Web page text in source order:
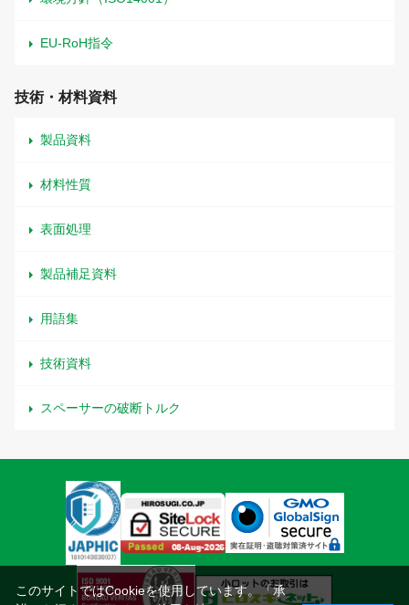
EU-RoH指令
技術・材料資料
製品資料
材料性質
表面処理
製品補足資料
用語集
技術資料
スペーサーの破断トルク
このサイトではCookieを使用しています。「承